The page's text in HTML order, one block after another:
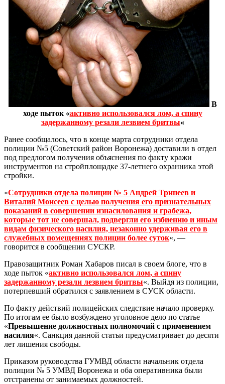
В
ходе пыток «активно использовался лом, а спину
задержанному резали лезвием бритвы«
Ранее сообщалось, что в конце марта сотрудники отдела
полиции №5 (Советский район Воронежа) доставили в отдел
под предлогом получения объяснения по факту кражи
инструментов на стройплощадке 37-летнего охранника этой
стройки.
«Сотрудники отдела полиции № 5 Андрей Тринеев и
Виталий Моисеев с целью получения его признательных
показаний в совершении изнасилования и грабежа,
которые тот не совершал, подвергли его избиению и иным
видам физического насилия, незаконно удерживая его в
служебных помещениях полиции более суток«, —
говорится в сообщении СУСКР.
Правозащитник Роман Хабаров писал в своем блоге, что в
ходе пыток «активно использовался лом, а спину
задержанному резали лезвием бритвы«. Выйдя из полиции,
потерпевший обратился с заявлением в СУСК области.
По факту действий полицейских следствие начало проверку.
По итогам ее было возбуждено уголовное дело по статье
«Превышение должностных полномочий с применением
насилия«. Санкция данной статьи предусматривает до десяти
лет лишения свободы.
Приказом руководства ГУМВД области начальник отдела
полиции № 5 УМВД Воронежа и оба оперативника были
отстранены от занимаемых должностей.